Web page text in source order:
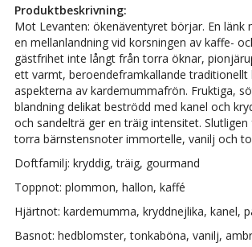
Produktbeskrivning:
Mot Levanten: ökenäventyret börjar. En länk
en mellanlandning vid korsningen av kaffe-
gästfrihet inte långt från torra öknar,
ett varmt, beroendeframkallande traditionellt
aspekterna av kardemummafrön. Fruktiga,
blandning delikat beströdd med kanel och
och sandelträ ger en träig intensitet.
torra bärnstensnoter immortelle, vanilj och
Doftfamilj: kryddig, träig, gourmand
Toppnot: plommon, hallon, kaffé
Hjärtnot: kardemumma, kryddnejlika, kanel,
Basnot: hedblomster, tonkaböna, vanilj,